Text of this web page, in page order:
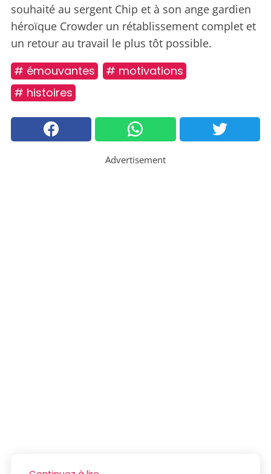
souhaité au sergent Chip et à son ange gardien
héroïque Crowder un rétablissement complet et
un retour au travail le plus tôt possible.
# émouvantes
# motivations
# histoires
Advertisement